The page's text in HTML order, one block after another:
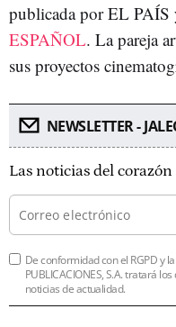
publicada por EL
ESPAÑOL. La pareja
sus proyectos
NEWSLETTER -
Las noticias del
De conformidad con el RGPD y la
PUBLICACIONES, S.A. tratará
noticias de actualidad.